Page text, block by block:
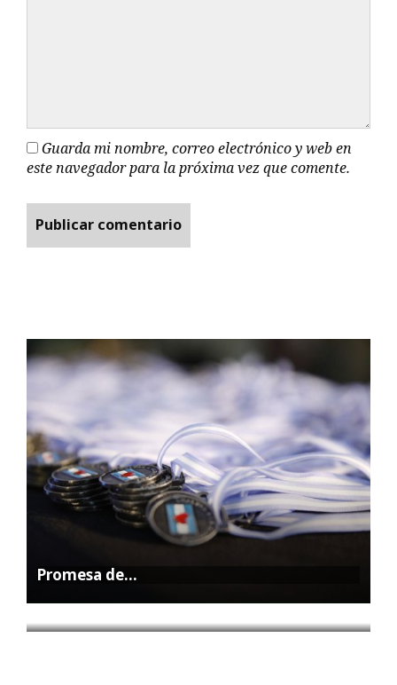
Guarda mi nombre, correo electrónico y web en
este navegador para la próxima vez que comente.
Promesa de…